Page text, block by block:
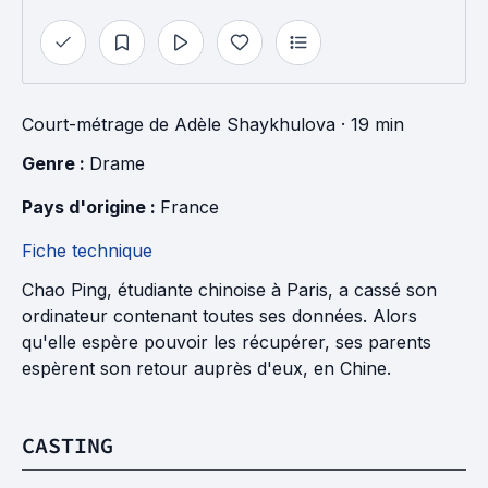
Court-métrage de Adèle Shaykhulova · 19 min
Genre : Drame
Pays d'origine : France
Fiche technique
Chao Ping, étudiante chinoise à Paris, a cassé son
ordinateur contenant toutes ses données. Alors
qu'elle espère pouvoir les récupérer, ses parents
espèrent son retour auprès d'eux, en Chine.
CASTING